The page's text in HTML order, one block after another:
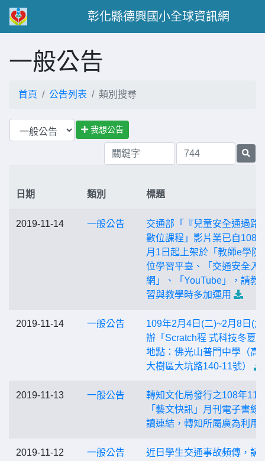
彰化縣德興國小全球資訊網
一般公告
首頁 公告列表 類別搜尋
我想公告
日期 類別 標題
2019-11-14 一般公告
交通部「『兒童安全通過路
數位課程」影片業已自108
月1日起上架於「教師e學院
位學習平臺、「交通安全入
網」、「YouTube」，請教
習與教學時多加運用
2019-11-14 一般公告
109年2月4日(二)~2月8日(
辦「Scratch程 式科技冬夏
地點：佛光山普門中學（高
大樹區大坑路140-11號）
2019-11-13 一般公告
轉知文化局發行之108年11
「藝文快訊」月刊電子書線
讀連結，轉知所屬廣為利用
2019-11-12 一般公告
近日學生交通事故頻傳，請